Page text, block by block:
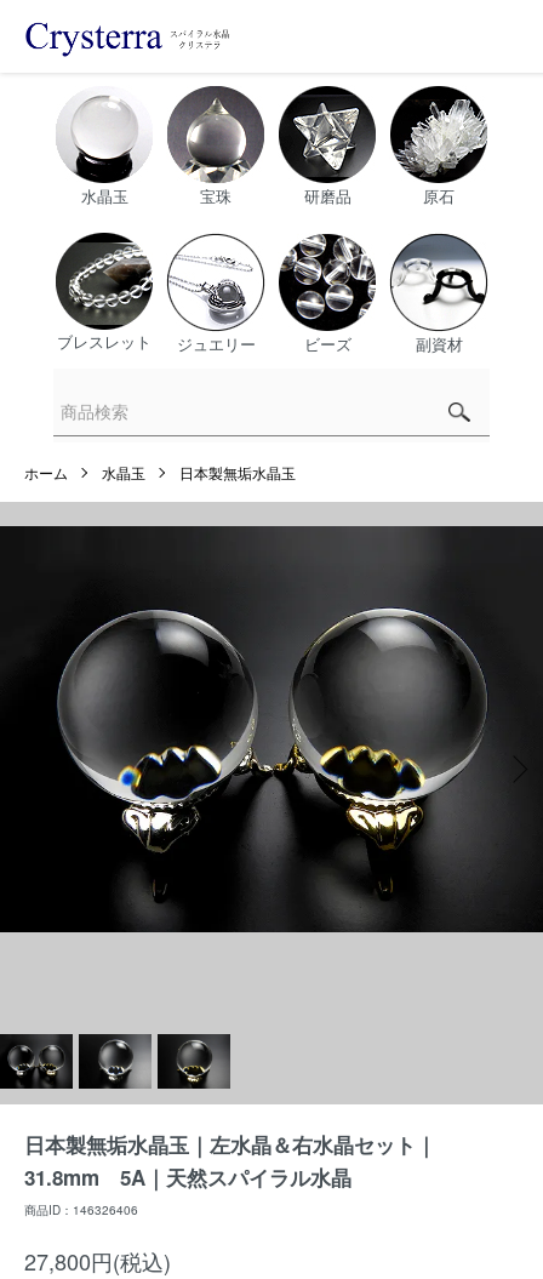
水晶玉 宝珠 研磨品 原石
ブレスレット ジュエリー ビーズ 副資材
ホーム 水晶玉 日本製無垢水晶玉
日本製無垢水晶玉｜左水晶＆右水晶セット｜
31.8mm 5A｜天然スパイラル水晶
商品ID：146326406
27,800円(税込)